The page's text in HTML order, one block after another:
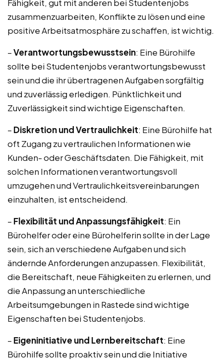
Fähigkeit, gut mit anderen bei Studentenjobs
zusammenzuarbeiten, Konflikte zu lösen und eine
positive Arbeitsatmosphäre zu schaffen, ist wichtig.
–Verantwortungsbewusstsein: Eine Bürohilfe
sollte bei Studentenjobs verantwortungsbewusst
sein und die ihr übertragenen Aufgaben sorgfältig
und zuverlässig erledigen. Pünktlichkeit und
Zuverlässigkeit sind wichtige Eigenschaften.
– Diskretion und Vertraulichkeit: Eine Bürohilfe hat
oft Zugang zu vertraulichen Informationen wie
Kunden- oder Geschäftsdaten. Die Fähigkeit, mit
solchen Informationen verantwortungsvoll
umzugehen und Vertraulichkeitsvereinbarungen
einzuhalten, ist entscheidend.
– Flexibilität und Anpassungsfähigkeit: Ein
Bürohelfer oder eine Bürohelferin sollte in der Lage
sein, sich an verschiedene Aufgaben und sich
ändernde Anforderungen anzupassen. Flexibilität,
die Bereitschaft, neue Fähigkeiten zu erlernen, und
die Anpassung an unterschiedliche
Arbeitsumgebungen in Rastede sind wichtige
Eigenschaften bei Studentenjobs.
– Eigeninitiative und Lernbereitschaft: Eine
Bürohilfe sollte proaktiv sein und die Initiative